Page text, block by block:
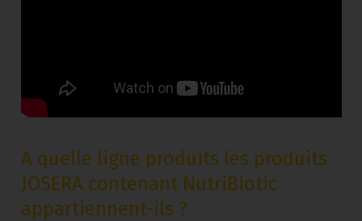
A quelle ligne produits les produits
JOSERA contenant NutriBiotic
appartiennent-ils ?